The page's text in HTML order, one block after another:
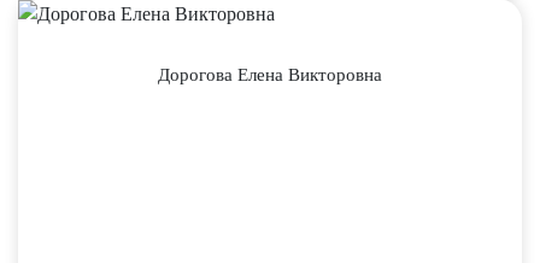
Дорогова Елена Викторовна